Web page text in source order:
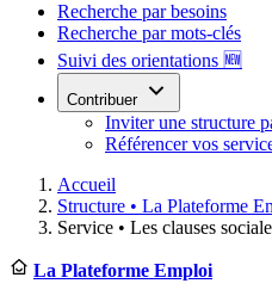
Recherche par besoins
Recherche par mots-clés
Suivi des orientations 🆕
Contribuer
Inviter une structure
Référencer vos
Accueil
Structure • La Plateforme
Service • Les clauses
La Plateforme Emploi